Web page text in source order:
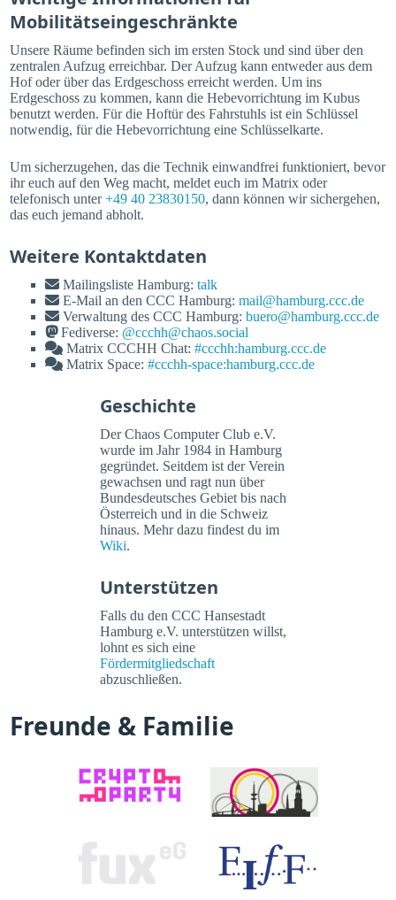
Mobilitätseingeschränkte
Unsere Räume befinden sich im ersten Stock und sind über den
zentralen Aufzug erreichbar. Der Aufzug kann entweder aus dem
Hof oder über das Erdgeschoss erreicht werden. Um ins
Erdgeschoss zu kommen, kann die Hebevorrichtung im Kubus
benutzt werden. Für die Hoftür des Fahrstuhls ist ein Schlüssel
notwendig, für die Hebevorrichtung eine Schlüsselkarte.
Um sicherzugehen, das die Technik einwandfrei funktioniert, bevor
ihr euch auf den Weg macht, meldet euch im Matrix oder
telefonisch unter+49 40 23830150, dann können wir sichergehen,
das euch jemand abholt.
Weitere Kontaktdaten
Mailingsliste Hamburg:talk
E-Mail an den CCC Hamburg:mail@hamburg.ccc.de
Verwaltung des CCC Hamburg:buero@hamburg.ccc.de
Fediverse: @ccchh@chaos.social
Matrix CCCHH Chat:#ccchh:hamburg.ccc.de
Matrix Space:#ccchh-space:hamburg.ccc.de
Geschichte
Der Chaos Computer Club e.V.
wurde im Jahr 1984 in Hamburg
gegründet. Seitdem ist der Verein
gewachsen und ragt nun über
Bundesdeutsches Gebiet bis nach
Österreich und in die Schweiz
hinaus. Mehr dazu findest du im
Wiki.
Unterstützen
Falls du den CCC Hansestadt
Hamburg e.V. unterstützen willst,
lohnt es sich eine
Fördermitgliedschaft
abzuschließen.
Freunde & Familie